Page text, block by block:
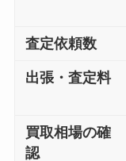
査定依頼数
出張・査定料
買取相場の確
認